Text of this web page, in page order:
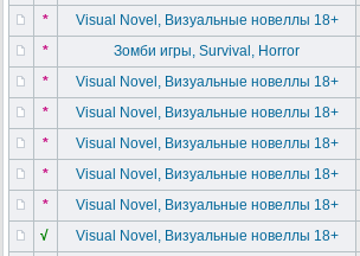
* Visual Novel, Визуальные новеллы 18+
* Зомби игры, Survival, Horror
* Visual Novel, Визуальные новеллы 18+
* Visual Novel, Визуальные новеллы 18+
* Visual Novel, Визуальные новеллы 18+
* Visual Novel, Визуальные новеллы 18+
* Visual Novel, Визуальные новеллы 18+
√ Visual Novel, Визуальные новеллы 18+